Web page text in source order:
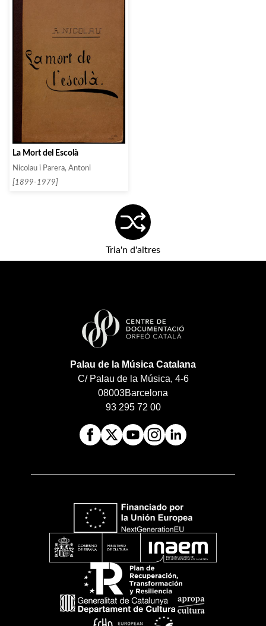
La Mort del Escolà
Nicolau i Parera, Antoni
[1899-1979]
Tria'n d'altres
Palau de la Música Catalana
C/ Palau de la Música, 4-6
08003Barcelona
93 295 72 00